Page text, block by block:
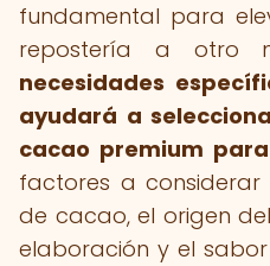
fundamental para
repostería a otro
necesidades
ayudará a
cacao premium
factores a considerar
de cacao, el origen
elaboración y el